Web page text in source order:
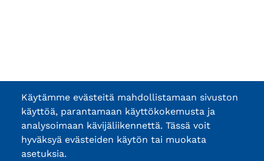
Käytämme evästeitä mahdollistamaan sivuston
käyttöä, parantamaan käyttökokemusta ja
analysoimaan kävijäliikennettä. Tässä voit
hyväksyä evästeiden käytön tai muokata
asetuksia.